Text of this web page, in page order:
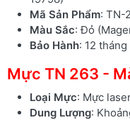
Mã Sản Phẩm: TN-
Màu Sắc: Đỏ
Bảo Hành: 12 tháng
Mực TN 263 -
Loại Mực: Mực
Dung Lượng: